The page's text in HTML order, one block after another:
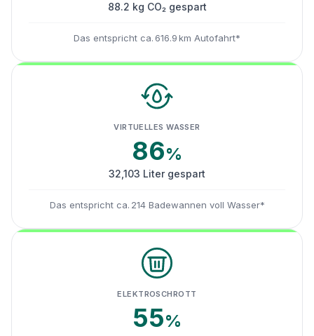
88.2 kg CO₂ gespart
Das entspricht ca. 616.9 km Autofahrt*
VIRTUELLES WASSER
86%
32,103 Liter gespart
Das entspricht ca. 214 Badewannen voll Wasser*
ELEKTROSCHROTT
55%